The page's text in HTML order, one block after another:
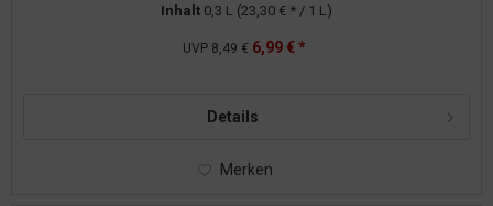
Inhalt 0,3 L (23,30 € * / 1 L)
UVP 8,49 € 6,99 € *
Details
Merken